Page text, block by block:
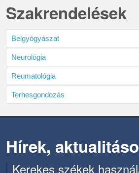
Szakrendelések
Belgyógyászat
Neurológia
Reumatológia
Terhesgondozás
Hírek,
Kerekes székek